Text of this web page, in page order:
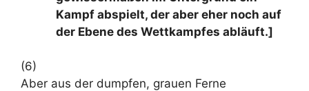
Kampf abspielt, der aber eher noch auf
der Ebene des Wettkampfes abläuft.]
(6)
Aber aus der dumpfen, grauen Ferne